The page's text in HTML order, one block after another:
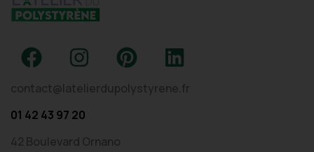
contact@latelierdupolystyrene.fr
01 42 43 97 20
42 Boulevard Ornano